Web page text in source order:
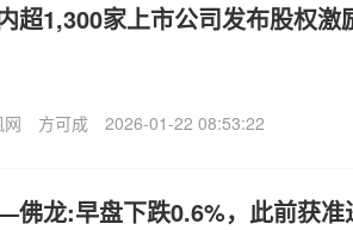
超1,300家上市公司发布股权激
网 方可成 2026-01-22 08:53:22
佛龙:早盘下跌0.6%，此前获准